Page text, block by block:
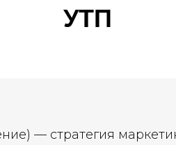
УТП
— стратегия